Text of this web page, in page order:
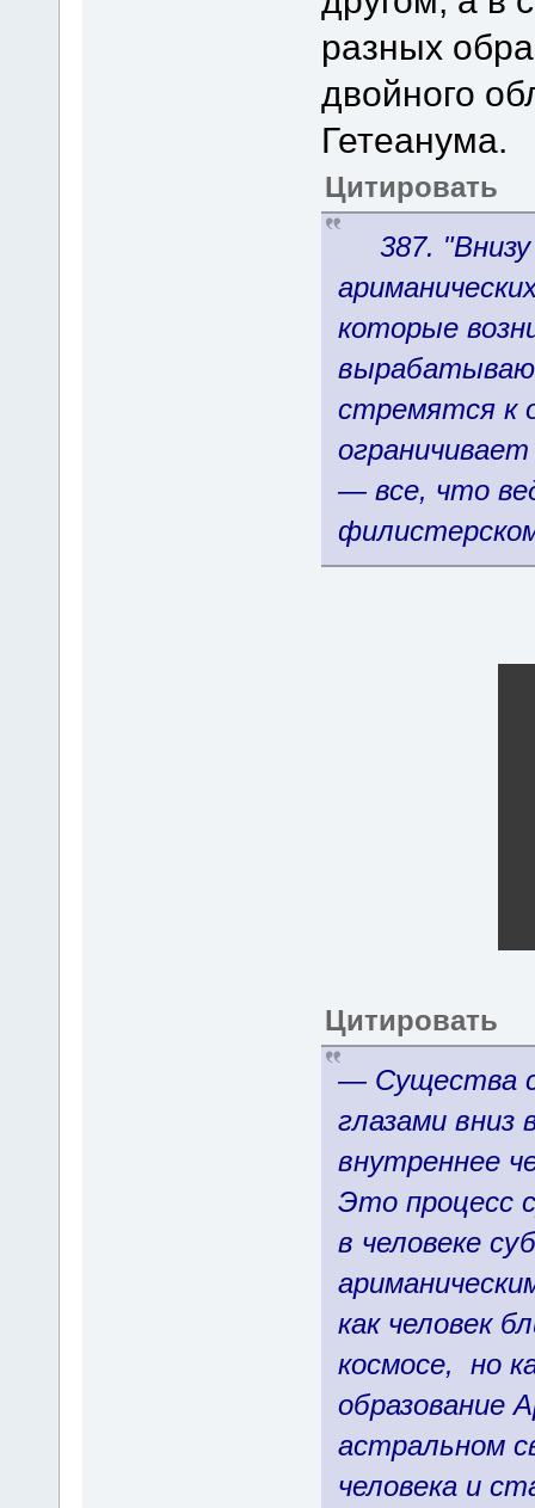
разных
двойного
Гетеанума.
Цитировать
387. "Внизу
которые
стремятся к
— все, что
Цитировать
— Существа
глазами вниз
внутреннее
Это процесс
в человеке
как человек
космосе, но
образование
астральном
человека и